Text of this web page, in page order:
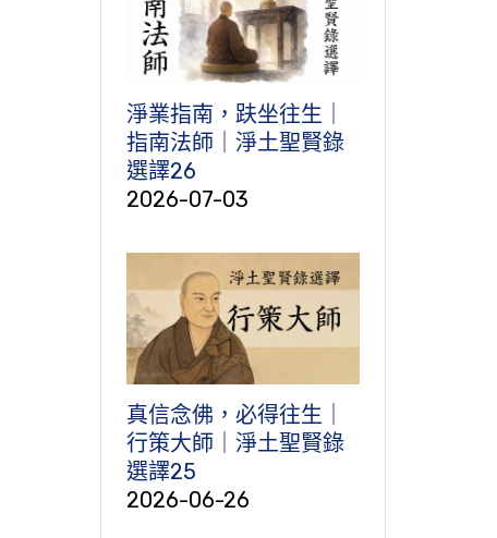
淨業指南，趺坐往生｜
指南法師｜淨土聖賢錄
選譯26
2026-07-03
真信念佛，必得往生｜
行策大師｜淨土聖賢錄
選譯25
2026-06-26